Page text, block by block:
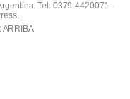
Tel: 0379-4420071 -
.
ARRIBA